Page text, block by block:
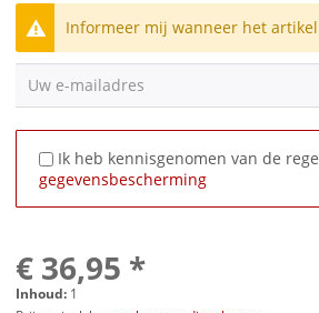
Informeer mij wanneer het
Uw e-mailadres
Ik heb kennisgenomen van de
gegevensbescherming
€ 36,95 *
Inhoud: 1